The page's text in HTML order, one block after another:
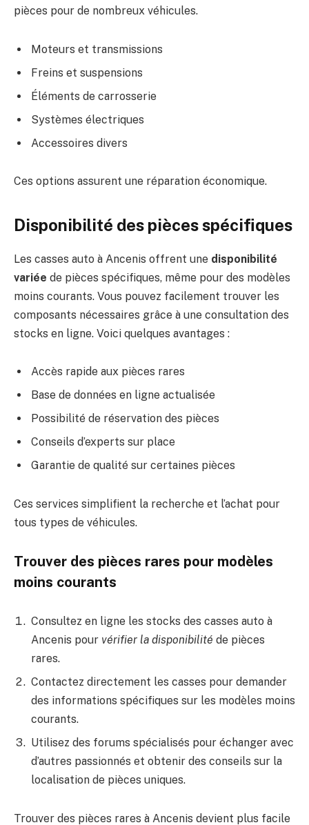
pièces pour de nombreux véhicules.
Moteurs et transmissions
Freins et suspensions
Éléments de carrosserie
Systèmes électriques
Accessoires divers
Ces options assurent une réparation économique.
Disponibilité des pièces spécifiques
Les casses auto à Ancenis offrent une disponibilité
variée de pièces spécifiques, même pour des modèles
moins courants. Vous pouvez facilement trouver les
composants nécessaires grâce à une consultation des
stocks en ligne. Voici quelques avantages :
Accès rapide aux pièces rares
Base de données en ligne actualisée
Possibilité de réservation des pièces
Conseils d’experts sur place
Garantie de qualité sur certaines pièces
Ces services simplifient la recherche et l’achat pour
tous types de véhicules.
Trouver des pièces rares pour modèles
moins courants
Consultez en ligne les stocks des casses auto à
Ancenis pour vérifier la disponibilité de pièces
rares.
Contactez directement les casses pour demander
des informations spécifiques sur les modèles moins
courants.
Utilisez des forums spécialisés pour échanger avec
d’autres passionnés et obtenir des conseils sur la
localisation de pièces uniques.
Trouver des pièces rares à Ancenis devient plus facile